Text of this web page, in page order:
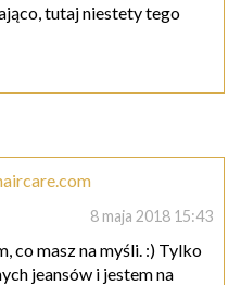
tutaj niestety tego
8 maja 2018 15:43
co masz na myśli. :) Tylko
jeansów i jestem na